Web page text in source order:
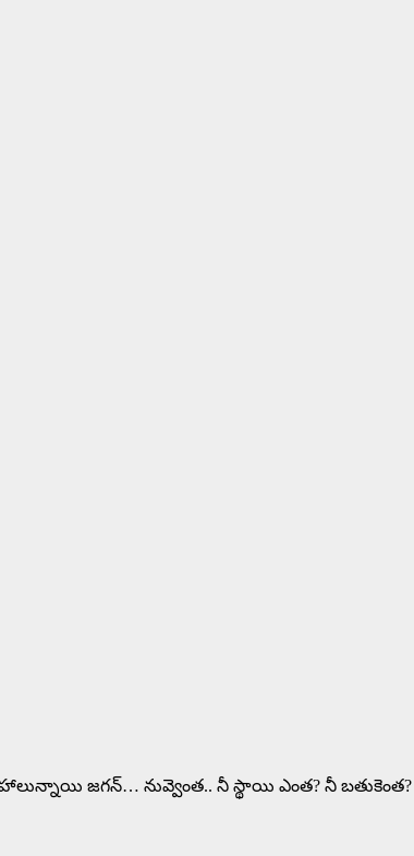
జగన్… నువ్వెంత.. నీ స్థాయి ఎంత? నీ బతుకెంత?